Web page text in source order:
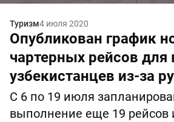
Туризм4 июля 2020
Опубликован график
чартерных рейсов для
узбекистанцев из-за
С 6 по 19 июля
выполнение еще 19 рейсов